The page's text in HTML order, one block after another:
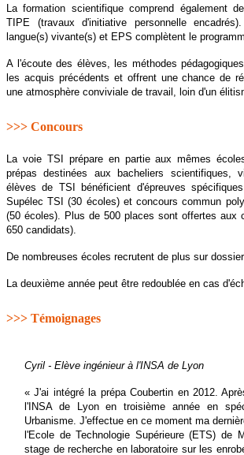
La formation scientifique comprend également
TIPE (travaux d'initiative personnelle encadrés).
langue(s) vivante(s) et EPS complètent le
A l'écoute des élèves, les méthodes
les acquis précédents et offrent une chance de
une atmosphère conviviale de travail, loin d'un
>>> Concours
La voie TSI prépare en partie aux mêmes
prépas destinées aux bacheliers scientifiques,
élèves de TSI bénéficient d'épreuves
Supélec TSI (30 écoles) et concours commun
(50 écoles). Plus de 500 places sont offertes aux
650 candidats).
De nombreuses écoles recrutent de plus sur
La deuxième année peut être redoublée en cas
>>> Témoignages
Cyril - Elève ingénieur à l'INSA de Lyon
« J'ai intégré la prépa Coubertin en 2012.
l'INSA de Lyon en troisième année en
Urbanisme. J'effectue en ce moment ma
l'Ecole de Technologie Supérieure (ETS) de
stage de recherche en laboratoire sur les